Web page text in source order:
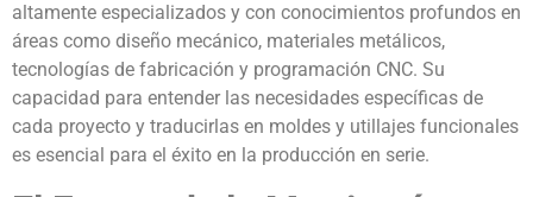
altamente especializados y con conocimientos profundos en
áreas como diseño mecánico, materiales metálicos,
tecnologías de fabricación y programación CNC. Su
capacidad para entender las necesidades específicas de
cada proyecto y traducirlas en moldes y utillajes funcionales
es esencial para el éxito en la producción en serie.